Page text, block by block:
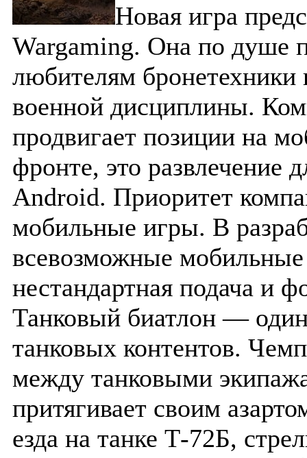
Новая игра
Wargaming. Она по душе
любителям бронетехники
военной дисциплины.
продвигает позиции на
фронте, это развлечение
Android. Приоритет
мобильные игры. В
всевозможные
нестандартная подача и
Танковый биатлон —
танковых контентов.
между танковыми
притягивает своим
езда на танке Т-72Б,